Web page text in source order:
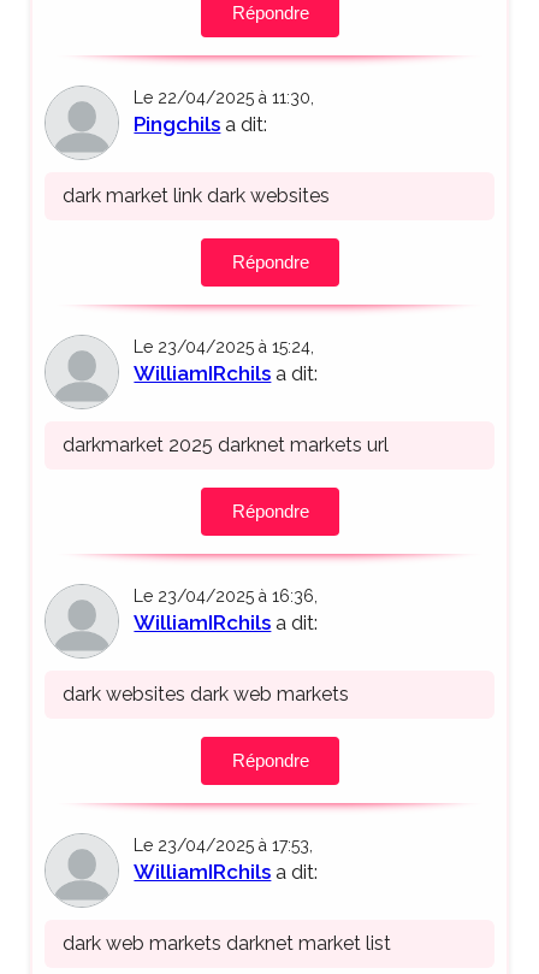
Répondre
Le 22/04/2025 à 11:30,
Pingchils a dit:
dark market link dark websites
Répondre
Le 23/04/2025 à 15:24,
WilliamIRchils a dit:
darkmarket 2025 darknet markets url
Répondre
Le 23/04/2025 à 16:36,
WilliamIRchils a dit:
dark websites dark web markets
Répondre
Le 23/04/2025 à 17:53,
WilliamIRchils a dit:
dark web markets darknet market list